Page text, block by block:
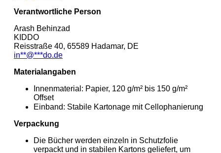
Verantwortliche Person
Arash Behinzad
KIDDO
Reisstraße 40, 65589 Hadamar, DE
in**@***do.de
Materialangaben
Innenmaterial: Papier, 120 g/m² bis 150 g/m²
Offset
Einband: Stabile Kartonage mit Cellophanierung
Verpackung
Die Bücher werden einzeln in Schutzfolie
verpackt und in stabilen Kartons geliefert, um